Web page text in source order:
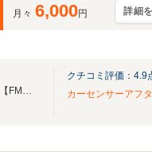
月々 6,000円 詳細
【総在庫常時８００台以上】【全車総額表示】【FMラジオ「Ｎａｃｃｋ５」CM放送中!!】
クチコミ評価： 4.9
カーセンサーアフ